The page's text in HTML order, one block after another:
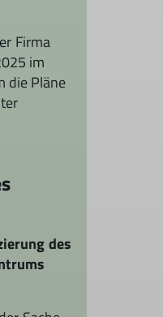
Firma
im
die Pläne
des